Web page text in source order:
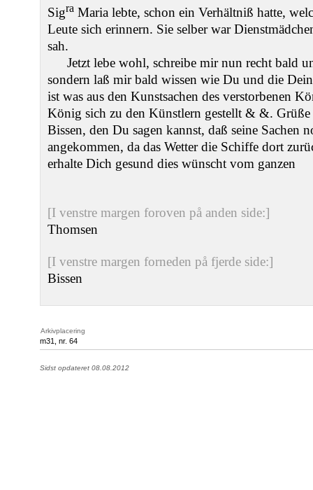
Sigra Maria lebte, schon ein Verhältniß hatte,
Leute sich erinnern. Sie selber war
sah.
Jetzt lebe wohl, schreibe mir nun recht bald
sondern laß mir bald wissen wie Du und die
ist was aus den Kunstsachen des verstorbenen
König sich zu den Künstlern gestellt & &. Grüße
Bissen, den Du sagen kannst, daß seine Sachen
angekommen, da das Wetter die Schiffe dort
erhalte Dich gesund dies wünscht vom ganzen
[I venstre margen foroven på anden side:]
Thomsen
[I venstre margen forneden på fjerde side:]
Bissen
Arkivplacering
m31, nr. 64
Sidst opdateret 08.08.2012